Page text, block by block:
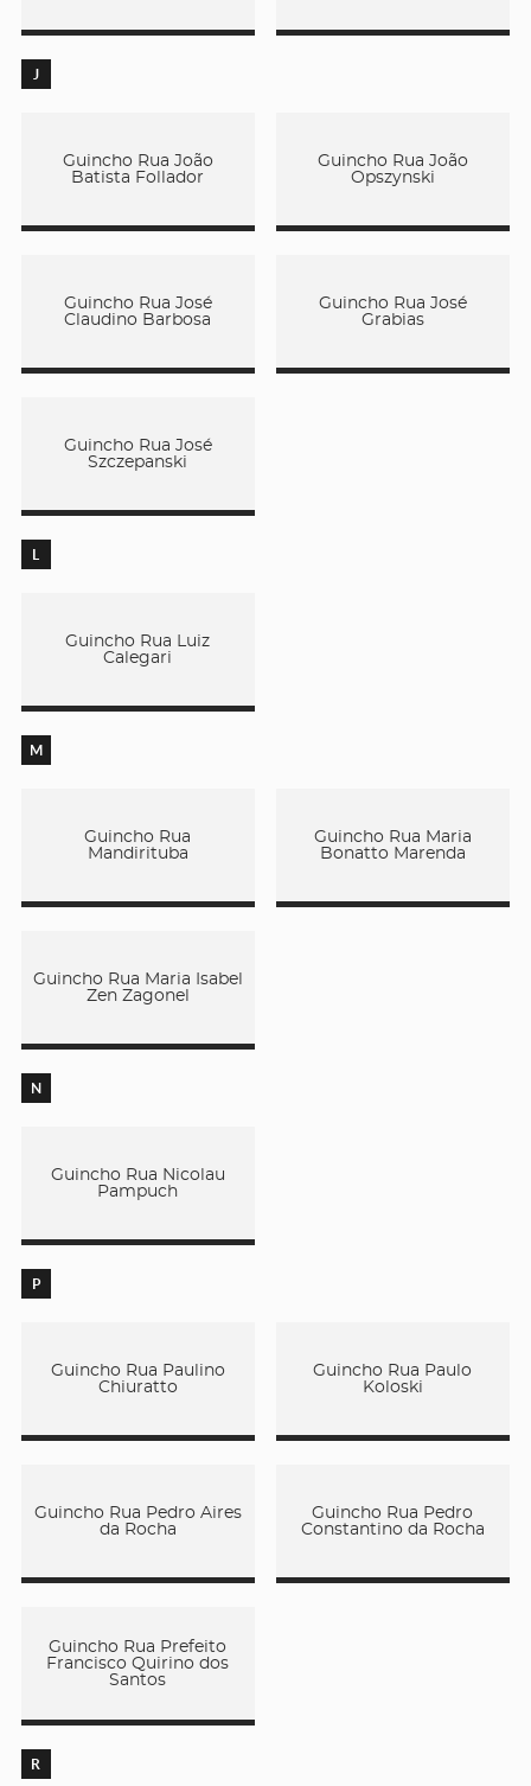
J
Guincho Rua João
Batista Follador
Guincho Rua João
Opszynski
Guincho Rua José
Claudino Barbosa
Guincho Rua José
Grabias
Guincho Rua José
Szczepanski
L
Guincho Rua Luiz
Calegari
M
Guincho Rua
Mandirituba
Guincho Rua Maria
Bonatto Marenda
Guincho Rua Maria Isabel
Zen Zagonel
N
Guincho Rua Nicolau
Pampuch
P
Guincho Rua Paulino
Chiuratto
Guincho Rua Paulo
Koloski
Guincho Rua Pedro Aires
da Rocha
Guincho Rua Pedro
Constantino da Rocha
Guincho Rua Prefeito
Francisco Quirino dos
Santos
R